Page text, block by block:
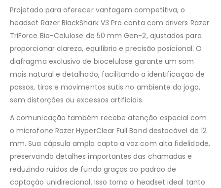
Projetado para oferecer vantagem competitiva, o
headset Razer BlackShark V3 Pro conta com drivers Razer
TriForce Bio-Celulose de 50 mm Gen-2, ajustados para
proporcionar clareza, equilíbrio e precisão posicional. O
diafragma exclusivo de biocelulose garante um som
mais natural e detalhado, facilitando a identificação de
passos, tiros e movimentos sutis no ambiente do jogo,
sem distorções ou excessos artificiais.
A comunicação também recebe atenção especial com
o microfone Razer HyperClear Full Band destacável de 12
mm. Sua cápsula ampla capta a voz com alta fidelidade,
preservando detalhes importantes das chamadas e
reduzindo ruídos de fundo graças ao padrão de
captação unidirecional. Isso torna o headset ideal tanto